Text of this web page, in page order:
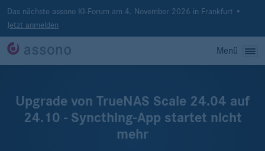
Das nächste assono KI-Forum am 4. November 2026 in Frankfurt •
Jetzt anmelden
Menü
Upgrade von TrueNAS Scale 24.04 auf
24.10 - Syncthing-App startet nicht
mehr